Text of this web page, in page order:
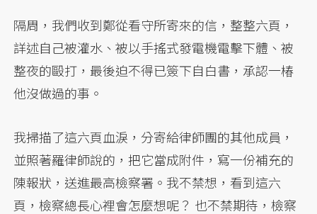
隔周，我們收到鄭從看守所寄來的信，整整六頁，
詳述自己被灌水、被以手搖式發電機電擊下體、被
整夜的毆打，最後迫不得已簽下自白書，承認一椿
他沒做過的事。
我掃描了這六頁血淚，分寄給律師團的其他成員，
並照著羅律師說的，把它當成附件，寫一份補充的
陳報狀，送進最高檢察署。我不禁想，看到這六
頁，檢察總長心裡會怎麼想呢？ 也不禁期待，檢察